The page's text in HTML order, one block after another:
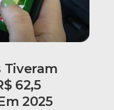
Tiveram
62,5
2025